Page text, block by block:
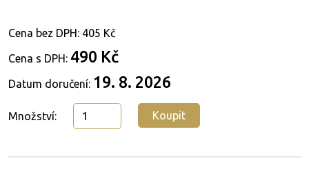
Cena bez DPH: 405 Kč
Cena s DPH: 490 Kč
Datum doručení: 19. 8. 2026
Množství: Koupit